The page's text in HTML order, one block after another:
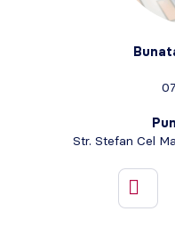
Str. Stefan Cel